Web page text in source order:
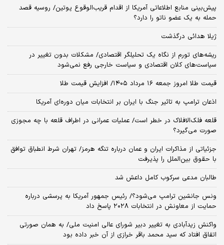
پیش‌بینی منابع اطلاعاتی آمریکا از اقدام قریب‌الوقوع پوتین/ روسیه قصد
حمله به یک عضو ناتو را دارد؟
ژیلا هدائی درگذشت
ریشه‌های تورم از نگاه یک تحلیلگر اقتصادی/ مشکلات بدون تغییر در
سیاست‌های کلان اقتصادی و سیاست خارجی رفع نمی‌شود
قیمت طلا امروز جمعه ۱۶ مرداد ۱۴۰۵/ افزایش قیمت طلا
اذعان ترامپ به تاثیر جنگ با ایران بر انتخابات میان دوره‌ای آمریکا
قلعه فلک‌الافلاک در خطر است/ عملیات عمرانی در اطراف قلعه با چه مجوزی
صورت می‌گیرد؟
جزئیاتی از مذاکرات ایران و عمان درباره تنگه هرمز/ تهران شرط انطباق توافق
با حقوق بین‌الملل را پذیرفت
طالبان مدعی سرکوب کامل داعش شد
ونس جانشین ترامپ می‌شود؟/ رئیس جمهور آمریکا به پرسشی درباره
حمایت از معاونش در انتخابات ۲۰۲۸ پاسخ داد
واکنش زیدآبادی به تغییر دبیر شورای عالی امنیت ملی/ به همان صورتی
اتفاق افتاد که سید محمد باقر خرازی از آن خبر داده بود